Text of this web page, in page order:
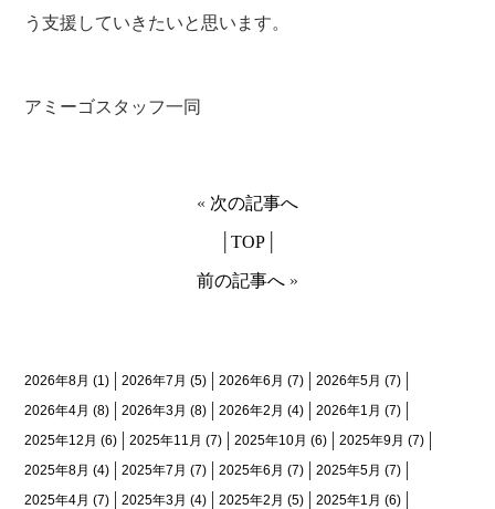
う支援していきたいと思います。
アミーゴスタッフ一同
« 次の記事へ
TOP│
前の記事へ »
2026年8月 (1) 2026年7月 (5) 2026年6月 (7) 2026年5月 (7)
2026年4月 (8) 2026年3月 (8) 2026年2月 (4) 2026年1月 (7)
2025年12月 (6) 2025年11月 (7) 2025年10月 (6) 2025年9月 (7)
2025年8月 (4) 2025年7月 (7) 2025年6月 (7) 2025年5月 (7)
2025年4月 (7) 2025年3月 (4) 2025年2月 (5) 2025年1月 (6)